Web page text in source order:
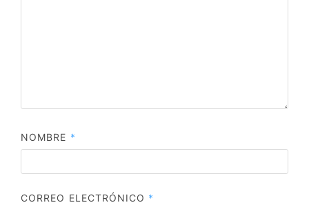
NOMBRE *
CORREO ELECTRÓNICO *